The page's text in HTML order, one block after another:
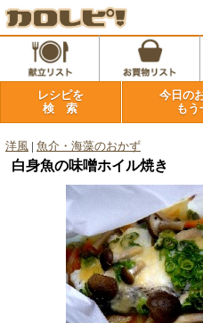
レシピを
検 索
今日の
もう
洋風 魚介・海藻のおかず
白身魚の味噌ホイル焼き